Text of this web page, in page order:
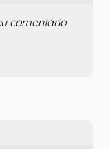
comentário